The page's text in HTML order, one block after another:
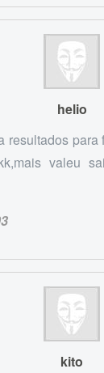
helio
resultados para
valeu
kito